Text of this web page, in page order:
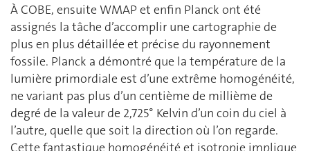
À COBE, ensuite WMAP et enfin Planck ont été
assignés la tâche d’accomplir une cartographie de
plus en plus détaillée et précise du rayonnement
fossile. Planck a démontré que la température de la
lumière primordiale est d’une extrême homogénéité,
ne variant pas plus d’un centième de millième de
degré de la valeur de 2,725° Kelvin d’un coin du ciel à
l’autre, quelle que soit la direction où l’on regarde.
Cette fantastique homogénéité et isotropie implique